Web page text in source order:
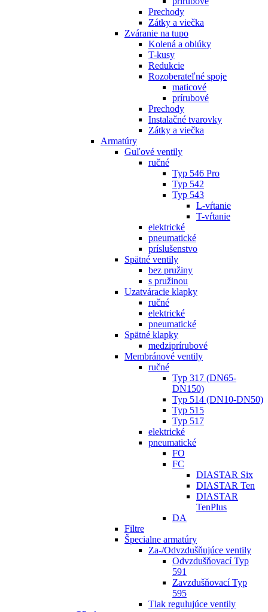
Prechody
Zátky a viečka
Zváranie na tupo
Kolená a oblúky
T-kusy
Redukcie
Rozoberateľné spoje
maticové
prírubové
Prechody
Instalačné tvarovky
Zátky a viečka
Armatúry
Guľové ventily
ručné
Typ 546 Pro
Typ 542
Typ 543
L-vŕtanie
T-vŕtanie
elektrické
pneumatické
príslušenstvo
Spätné ventily
bez pružiny
s pružinou
Uzatváracie klapky
ručné
elektrické
pneumatické
Spätné klapky
medziprírubové
Membránové ventily
ručné
Typ 317 (DN65-
DN150)
Typ 514 (DN10-DN50)
Typ 515
Typ 517
elektrické
pneumatické
FO
FC
DIASTAR Six
DIASTAR Ten
DIASTAR
TenPlus
DA
Filtre
Špecialne armatúry
Za-/Odvzdušňujúce ventily
Odvzdušňovací Typ
591
Zavzdušňovací Typ
595
Tlak regulujúce ventily